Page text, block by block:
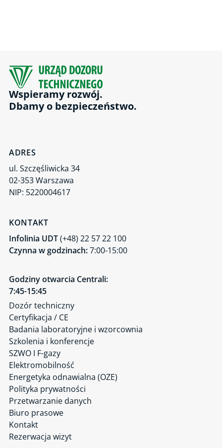
Wspieramy rozwój.
Dbamy o bezpieczeństwo.
ADRES
ul. Szczęśliwicka 34
02-353 Warszawa
NIP: 5220004617
KONTAKT
Infolinia UDT(+48) 22 57 22 100
Czynna w godzinach:7:00-15:00
Godziny otwarcia Centrali:
7:45-15:45
Dozór techniczny
Certyfikacja / CE
Badania laboratoryjne i wzorcownia
Szkolenia i konferencje
SZWO I F-gazy
Elektromobilność
Energetyka odnawialna (OZE)
Polityka prywatności
Przetwarzanie danych
Biuro prasowe
Kontakt
Rezerwacja wizyt